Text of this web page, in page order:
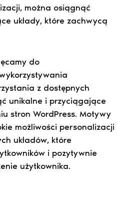
można osiągnąć
układy, które zachwycą
do
z dostępnych
unikalne i przyciągające
stron WordPress. Motywy
możliwości personalizacji
układów, które
i pozytywnie
użytkownika.